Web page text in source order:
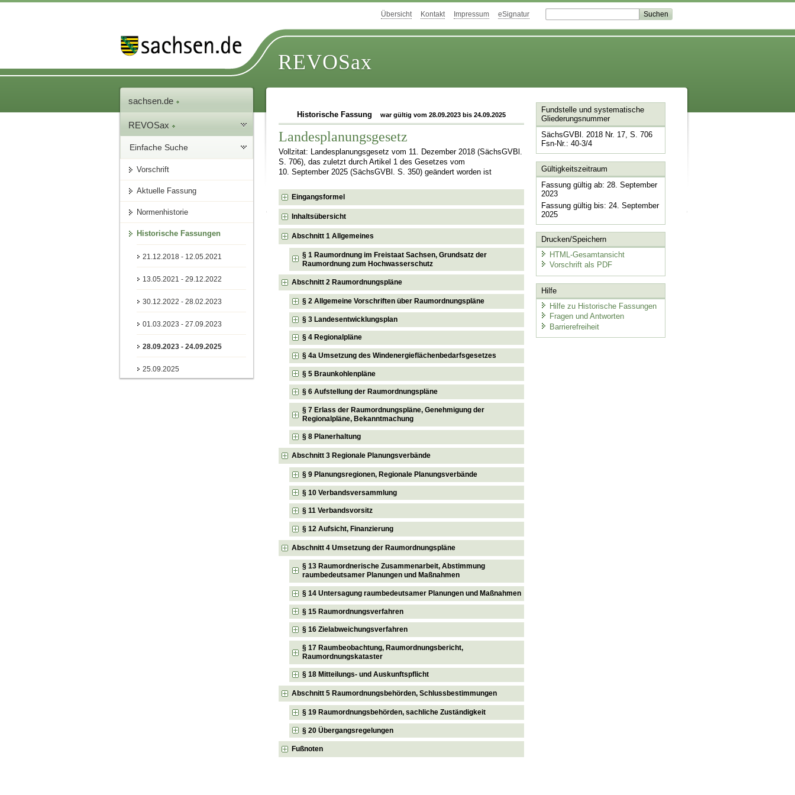
Übersicht Kontakt Impressum eSignatur
REVOSax
sachsen.de
REVOSax
Einfache Suche
Vorschrift
Aktuelle Fassung
Normenhistorie
Historische Fassungen
21.12.2018 - 12.05.2021
13.05.2021 - 29.12.2022
30.12.2022 - 28.02.2023
01.03.2023 - 27.09.2023
28.09.2023 - 24.09.2025
25.09.2025
Historische Fassung war gültig vom 28.09.2023 bis 24.09.2025
Landesplanungsgesetz
Vollzitat: Landesplanungsgesetz vom 11. Dezember 2018 (SächsGVBl.
S. 706), das zuletzt durch Artikel 1 des Gesetzes vom
10. September 2025 (SächsGVBl. S. 350) geändert worden ist
Eingangsformel
Inhaltsübersicht
Abschnitt 1 Allgemeines
§ 1 Raumordnung im Freistaat Sachsen, Grundsatz der
Raumordnung zum Hochwasserschutz
Abschnitt 2 Raumordnungspläne
§ 2 Allgemeine Vorschriften über Raumordnungspläne
§ 3 Landesentwicklungsplan
§ 4 Regionalpläne
§ 4a Umsetzung des Windenergieflächenbedarfsgesetzes
§ 5 Braunkohlenpläne
§ 6 Aufstellung der Raumordnungspläne
§ 7 Erlass der Raumordnungspläne, Genehmigung der
Regionalpläne, Bekanntmachung
§ 8 Planerhaltung
Abschnitt 3 Regionale Planungsverbände
§ 9 Planungsregionen, Regionale Planungsverbände
§ 10 Verbandsversammlung
§ 11 Verbandsvorsitz
§ 12 Aufsicht, Finanzierung
Abschnitt 4 Umsetzung der Raumordnungspläne
§ 13 Raumordnerische Zusammenarbeit, Abstimmung
raumbedeutsamer Planungen und Maßnahmen
§ 14 Untersagung raumbedeutsamer Planungen und Maßnahmen
§ 15 Raumordnungsverfahren
§ 16 Zielabweichungsverfahren
§ 17 Raumbeobachtung, Raumordnungsbericht,
Raumordnungskataster
§ 18 Mitteilungs- und Auskunftspflicht
Abschnitt 5 Raumordnungsbehörden, Schlussbestimmungen
§ 19 Raumordnungsbehörden, sachliche Zuständigkeit
§ 20 Übergangsregelungen
Fußnoten
Fundstelle und systematische
Gliederungsnummer
SächsGVBl. 2018 Nr. 17, S. 706
Fsn-Nr.: 40-3/4
Gültigkeitszeitraum
Fassung gültig ab: 28. September
2023
Fassung gültig bis: 24. September
2025
Drucken/Speichern
HTML-Gesamtansicht
Vorschrift als PDF
Hilfe
Hilfe zu Historische Fassungen
Fragen und Antworten
Barrierefreiheit